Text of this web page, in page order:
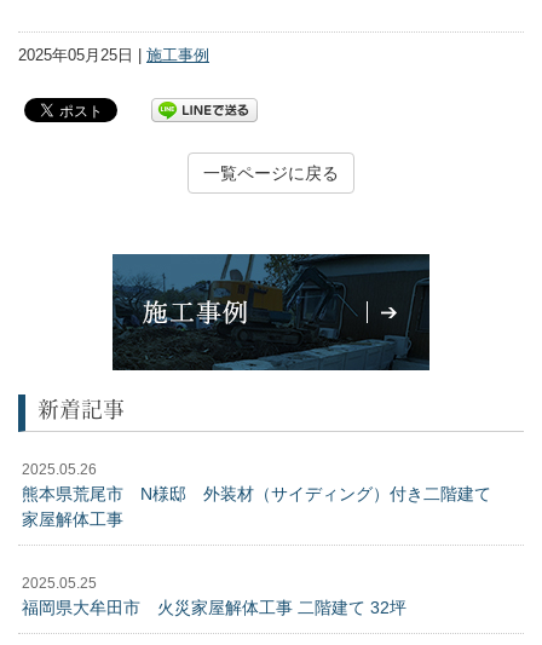
2025年05月25日 | 施工事例
一覧ページに戻る
新着記事
2025.05.26
熊本県荒尾市 N様邸 外装材（サイディング）付き二階建て
家屋解体工事
2025.05.25
福岡県大牟田市 火災家屋解体工事 二階建て 32坪